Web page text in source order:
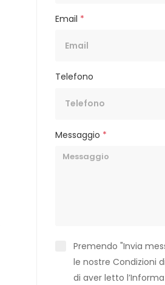
Email *
Telefono
Messaggio *
Premendo "Invia
le nostre Condizioni
di aver letto